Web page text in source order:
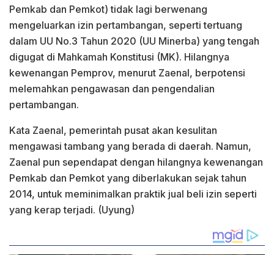
Pemkab dan Pemkot) tidak lagi berwenang
mengeluarkan izin pertambangan, seperti tertuang
dalam UU No.3 Tahun 2020 (UU Minerba) yang tengah
digugat di Mahkamah Konstitusi (MK). Hilangnya
kewenangan Pemprov, menurut Zaenal, berpotensi
melemahkan pengawasan dan pengendalian
pertambangan.
Kata Zaenal, pemerintah pusat akan kesulitan
mengawasi tambang yang berada di daerah. Namun,
Zaenal pun sependapat dengan hilangnya kewenangan
Pemkab dan Pemkot yang diberlakukan sejak tahun
2014, untuk meminimalkan praktik jual beli izin seperti
yang kerap terjadi. (Uyung)